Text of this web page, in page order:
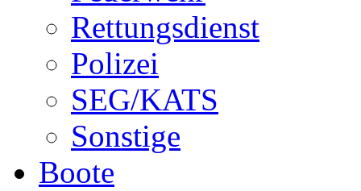
Rettungsdienst
Polizei
SEG/KATS
Sonstige
Boote